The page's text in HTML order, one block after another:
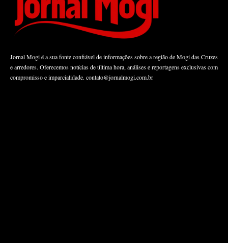
Jornal Mogi é a sua fonte confiável de informações sobre a região de Mogi das Cruzes
e arredores. Oferecemos notícias de última hora, análises e reportagens exclusivas com
compromisso e imparcialidade. contato@jornalmogi.com.br